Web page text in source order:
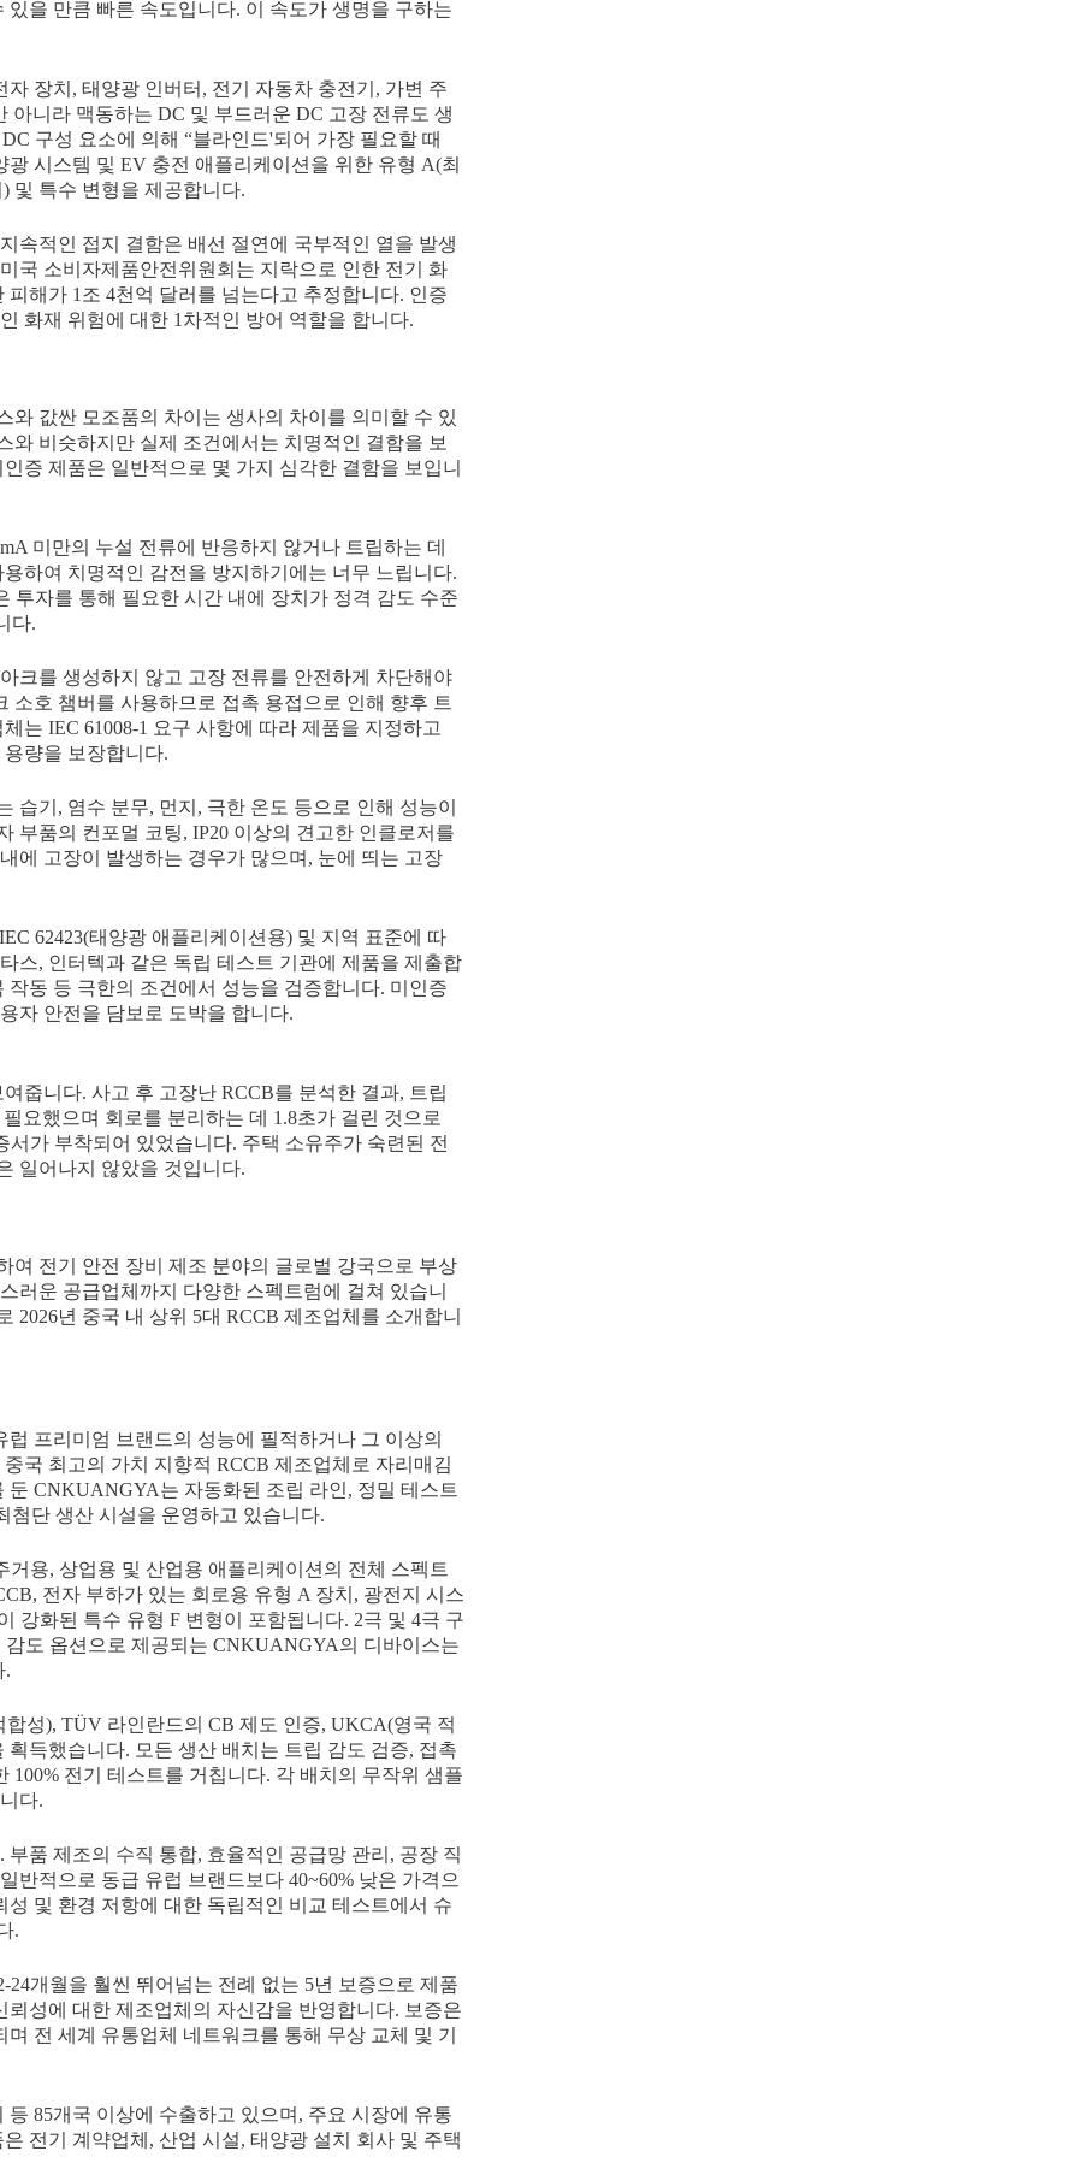
을 만큼 빠른 속도입니다. 이 속도가 생명을 구하는
장치, 태양광 인버터, 전기 자동차 충전기, 가변 주
니라 맥동하는 DC 및 부드러운 DC 고장 전류도 생
구성 요소에 의해 “블라인드'되어 가장 필요할 때
시스템 및 EV 충전 애플리케이션을 위한 유형 A(최
및 특수 변형을 제공합니다.
속적인 접지 결함은 배선 절연에 국부적인 열을 발생
국 소비자제품안전위원회는 지락으로 인한 전기 화
해가 1조 4천억 달러를 넘는다고 추정합니다. 인증
화재 위험에 대한 1차적인 방어 역할을 합니다.
값싼 모조품의 차이는 생사의 차이를 의미할 수 있
비슷하지만 실제 조건에서는 치명적인 결함을 보
증 제품은 일반적으로 몇 가지 심각한 결함을 보입니
미만의 누설 전류에 반응하지 않거나 트립하는 데
하여 치명적인 감전을 방지하기에는 너무 느립니다.
자를 통해 필요한 시간 내에 장치가 정격 감도 수준
다.
크를 생성하지 않고 고장 전류를 안전하게 차단해야
호 챔버를 사용하므로 접촉 용접으로 인해 향후 트
는 IEC 61008-1 요구 사항에 따라 제품을 지정하고
량을 보장합니다.
습기, 염수 분무, 먼지, 극한 온도 등으로 인해 성능이
부품의 컨포멀 코팅, IP20 이상의 견고한 인클로저를
에 고장이 발생하는 경우가 많으며, 눈에 띄는 고장
62423(태양광 애플리케이션용) 및 지역 표준에 따
스, 인터텍과 같은 독립 테스트 기관에 제품을 제출합
동 등 극한의 조건에서 성능을 검증합니다. 미인증
자 안전을 담보로 도박을 합니다.
줍니다. 사고 후 고장난 RCCB를 분석한 결과, 트립
요했으며 회로를 분리하는 데 1.8초가 걸린 것으로
가 부착되어 있었습니다. 주택 소유주가 숙련된 전
일어나지 않았을 것입니다.
여 전기 안전 장비 제조 분야의 글로벌 강국으로 부상
러운 공급업체까지 다양한 스펙트럼에 걸쳐 있습니
년 중국 내 상위 5대 RCCB 제조업체를 소개합니
프리미엄 브랜드의 성능에 필적하거나 그 이상의
국 최고의 가치 지향적 RCCB 제조업체로 자리매김
CNKUANGYA는 자동화된 조립 라인, 정밀 테스트
첨단 생산 시설을 운영하고 있습니다.
용, 상업용 및 산업용 애플리케이션의 전체 스펙트
전자 부하가 있는 회로용 유형 A 장치, 광전지 시스
강화된 특수 유형 F 변형이 포함됩니다. 2극 및 4극 구
감도 옵션으로 제공되는 CNKUANGYA의 디바이스는
.
성), TÜV 라인란드의 CB 제도 인증, UKCA(영국 적
득했습니다. 모든 생산 배치는 트립 감도 검증, 접촉
전기 테스트를 거칩니다. 각 배치의 무작위 샘플
다.
품 제조의 수직 통합, 효율적인 공급망 관리, 공장 직
반적으로 동급 유럽 브랜드보다 40~60% 낮은 가격으
및 환경 저항에 대한 독립적인 비교 테스트에서 슈
.
개월을 훨씬 뛰어넘는 전례 없는 5년 보증으로 제품
성에 대한 제조업체의 자신감을 반영합니다. 보증은
전 세계 유통업체 네트워크를 통해 무상 교체 및 기
85개국 이상에 수출하고 있으며, 주요 시장에 유통
전기 계약업체, 산업 시설, 태양광 설치 회사 및 주택